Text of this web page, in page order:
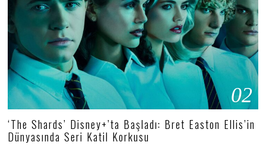
02
‘The Shards’ Disney+’ta Başladı: Bret Easton Ellis’in
Dünyasında Seri Katil Korkusu